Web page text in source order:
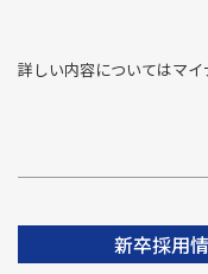
詳しい内容についてはマ
新卒採用